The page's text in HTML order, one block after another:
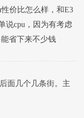
价比怎么样，和E3
说cpu，因为有考虑
能省下来不少钱
面几个几条街。主